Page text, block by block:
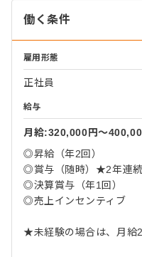
働く条件
雇用形態
正社員
給与
月給:320,000円〜
◎昇給（年2回）
◎賞与（随時）★2年連続
◎決算賞与（年1回）
◎売上インセンティブ
★未経験の場合は、月給